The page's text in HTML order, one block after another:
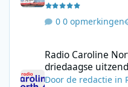
0 opmerkingen
Radio Caroline
driedaagse
Doorde redactie in